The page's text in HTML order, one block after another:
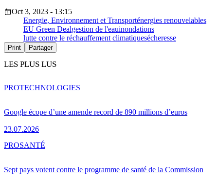
Oct 3, 2023 - 13:15
Energie, Environnement et Transporténergies renouvelables
EU Green Dealgestion de l'eauinondations
lutte contre le réchauffement climatiquesécheresse
Print Partager
LES PLUS LUS
Google écope d’une amende record de 890 millions d’euros
23.07.2026
PROTECHNOLOGIES
Sept pays votent contre le programme de santé de la Commission
PROSANTÉ